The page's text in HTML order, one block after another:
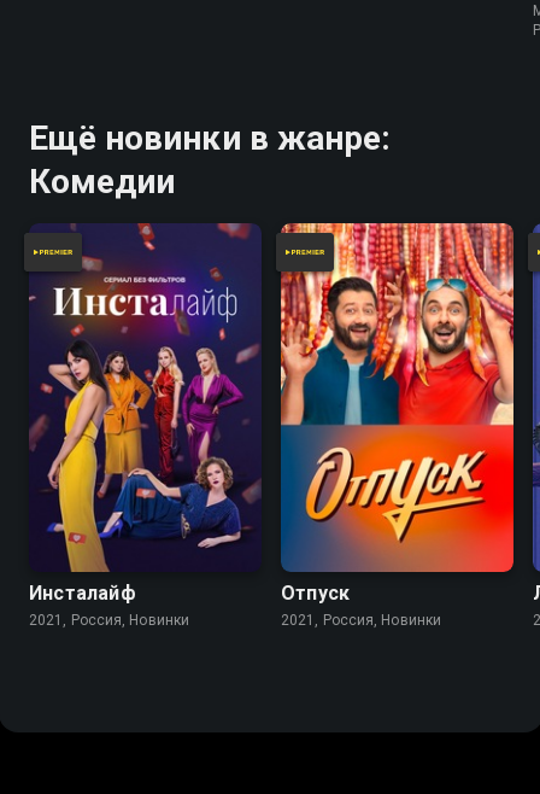
Ещё новинки в жанре:
Комедии
Инсталайф
2021, Россия, Новинки
Отпуск
2021, Россия, Новинки